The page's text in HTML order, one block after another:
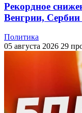
Рекордное
Венгрии,
Политика
05 августа 2026 29